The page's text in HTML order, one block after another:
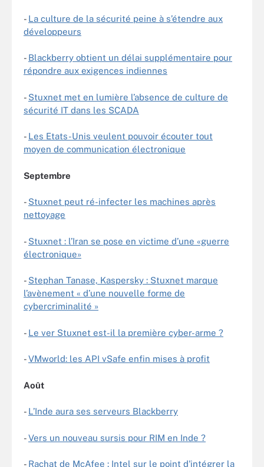
- La culture de la sécurité peine à s’étendre aux
développeurs
- Blackberry obtient un délai supplémentaire pour
répondre aux exigences indiennes
- Stuxnet met en lumière l’absence de culture de
sécurité IT dans les SCADA
- Les Etats-Unis veulent pouvoir écouter tout
moyen de communication électronique
Septembre
- Stuxnet peut ré-infecter les machines après
nettoyage
- Stuxnet : l’Iran se pose en victime d’une «guerre
électronique»
- Stephan Tanase, Kaspersky : Stuxnet marque
l’avènement « d’une nouvelle forme de
cybercriminalité »
- Le ver Stuxnet est-il la première cyber-arme ?
-VMworld: les API vSafe enfin mises à profit
Août
- L’Inde aura ses serveurs Blackberry
-Vers un nouveau sursis pour RIM en Inde ?
- Rachat de McAfee : Intel sur le point d'intégrer la